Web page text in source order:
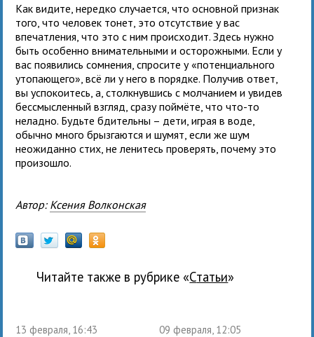
Как видите, нередко случается, что основной признак
того, что человек тонет, это отсутствие у вас
впечатления, что это с ним происходит. Здесь нужно
быть особенно внимательными и осторожными. Если у
вас появились сомнения, спросите у «потенциального
утопающего», всё ли у него в порядке. Получив ответ,
вы успокоитесь, а, столкнувшись с молчанием и увидев
бессмысленный взгляд, сразу поймёте, что что-то
неладно. Будьте бдительны – дети, играя в воде,
обычно много брызгаются и шумят, если же шум
неожиданно стих, не ленитесь проверять, почему это
произошло.
Автор: Ксения Волконская
Читайте также в рубрике « Статьи»
13 февраля, 16:43 09 февраля, 12:05